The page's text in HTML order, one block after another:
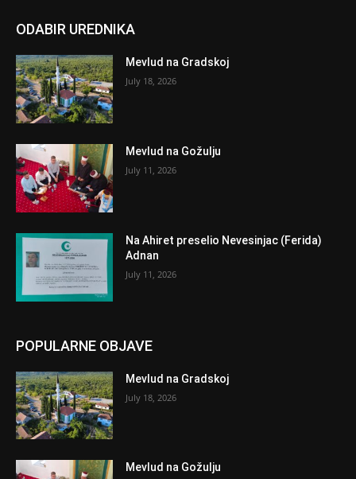
ODABIR UREDNIKA
Mevlud na Gradskoj
July 18, 2026
Mevlud na Gožulju
July 11, 2026
Na Ahiret preselio Nevesinjac (Ferida)
Adnan
July 11, 2026
POPULARNE OBJAVE
Mevlud na Gradskoj
July 18, 2026
Mevlud na Gožulju